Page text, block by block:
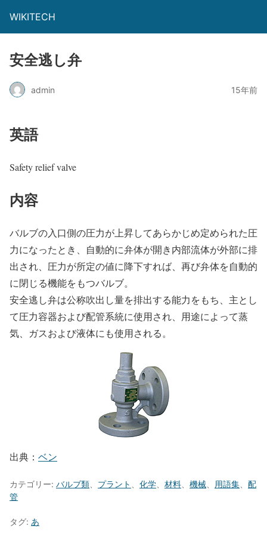
WIKITECH
安全逃し弁
admin 15年前
英語
Safety relief valve
内容
バルブの入口側の圧力が上昇してあらかじめ定められた圧
力になったとき、自動的に弁体が開き内部流体が外部に排
出され、圧力が所定の値に降下すれば、再び弁体を自動的
に閉じる機能をもつバルブ。
安全逃し弁は公称吹出し量を排出する能力をもち、主とし
て圧力容器および配管系統に使用され、用途によって蒸
気、ガスおよび液体にも使用される。
出典： ベン
カテゴリー: バルブ類 プラント 化学 材料 機械 用語集
配
管
タグ: あ